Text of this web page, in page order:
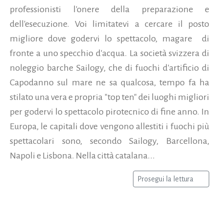
professionisti l'onere della preparazione e
dell'esecuzione. Voi limitatevi a cercare il posto
migliore dove godervi lo spettacolo, magare di
fronte a uno specchio d'acqua. La società svizzera di
noleggio barche Sailogy, che di fuochi d'artificio di
Capodanno sul mare ne sa qualcosa, tempo fa ha
stilato una vera e propria "top ten" dei luoghi migliori
per godervi lo spettacolo pirotecnico di fine anno. In
Europa, le capitali dove vengono allestiti i fuochi più
spettacolari sono, secondo Sailogy, Barcellona,
Napoli e Lisbona. Nella città catalana...
Prosegui la lettura